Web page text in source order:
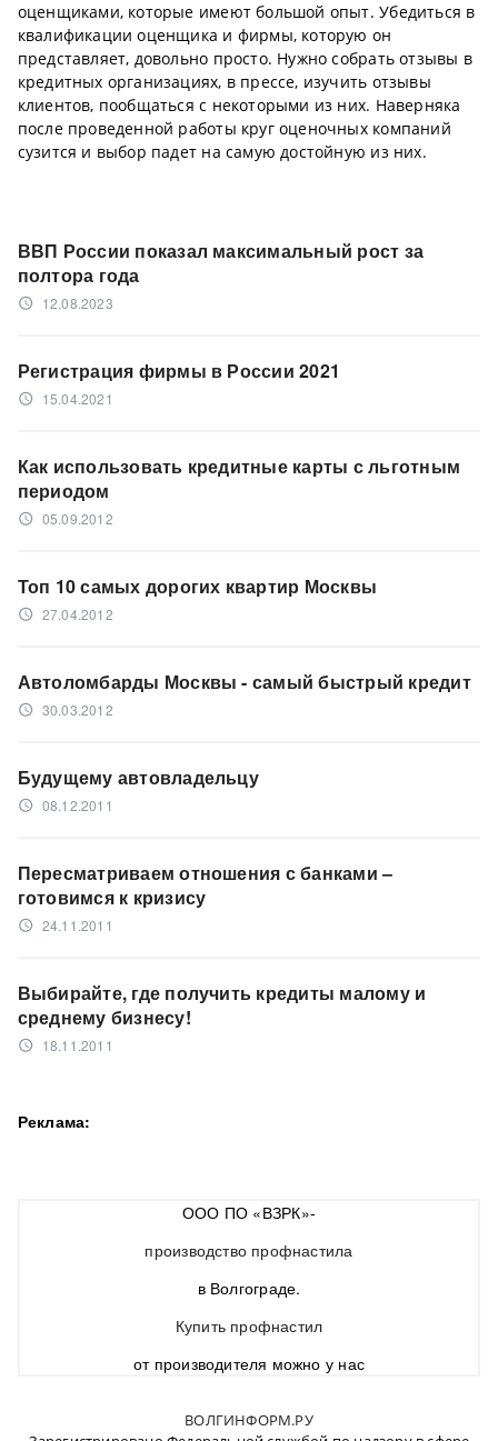
оценщиками, которые имеют большой опыт. Убедиться в
квалификации оценщика и фирмы, которую он
представляет, довольно просто. Нужно собрать отзывы в
кредитных организациях, в прессе, изучить отзывы
клиентов, пообщаться с некоторыми из них. Наверняка
после проведенной работы круг оценочных компаний
сузится и выбор падет на самую достойную из них.
ВВП России показал максимальный рост за
полтора года
access_time 12.08.2023
Регистрация фирмы в России 2021
access_time 15.04.2021
Как использовать кредитные карты с льготным
периодом
access_time 05.09.2012
Топ 10 самых дорогих квартир Москвы
access_time 27.04.2012
Автоломбарды Москвы - самый быстрый кредит
access_time 30.03.2012
Будущему автовладельцу
access_time 08.12.2011
Пересматриваем отношения с банками –
готовимся к кризису
access_time 24.11.2011
Выбирайте, где получить кредиты малому и
среднему бизнесу!
access_time 18.11.2011
Реклама:
ООО ПО «ВЗРК»-
производство профнастила
в Волгограде.
Купить профнастил
от производителя можно у нас
ВОЛГИНФОРМ.РУ